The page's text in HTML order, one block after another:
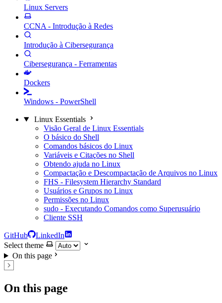
Linux Servers
CCNA - Introdução à Redes
Introdução à Cibersegurança
Cibersegurança - Ferramentas
Dockers
Windows - PowerShell
Linux Essentials
Visão Geral de Linux Essentials
O básico do Shell
Comandos básicos do Linux
Variáveis e Citações no Shell
Obtendo ajuda no Linux
Compactação e Descompactação de Arquivos no Linux
FHS - Filesystem Hierarchy Standard
Usuários e Grupos no Linux
Permissões no Linux
sudo - Executando Comandos como Superusuário
Cliente SSH
GitHub
LinkedIn
Select theme
On this page
On this page